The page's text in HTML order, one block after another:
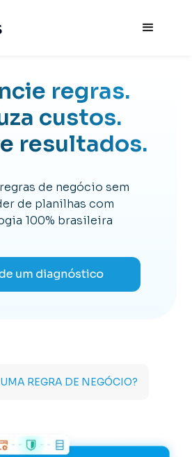
regras.
custos.
resultados.
de negócio sem
de planilhas com
100% brasileira
REGRA DE NEGÓCIO?